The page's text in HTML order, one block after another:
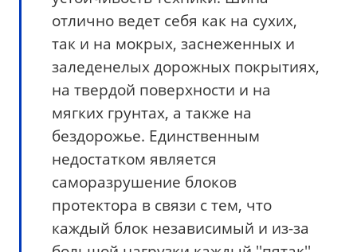
отлично ведет себя как на сухих,
так и на мокрых, заснеженных и
заледенелых дорожных покрытиях,
на твердой поверхности и на
мягких грунтах, а также на
бездорожье. Единственным
недостатком является
саморазрушение блоков
протектора в связи с тем, что
каждый блок независимый и из-за